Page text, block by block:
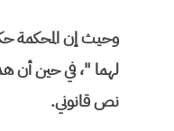
وحيث إن المحكمة
لهما "، في حين أن
نص قانوني.